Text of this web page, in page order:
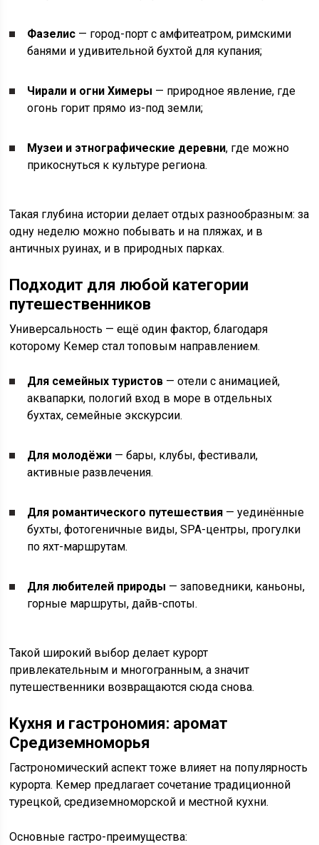
Фазелис — город-порт с амфитеатром, римскими
банями и удивительной бухтой для купания;
Чирали и огни Химеры — природное явление, где
огонь горит прямо из-под земли;
Музеи и этнографические деревни, где можно
прикоснуться к культуре региона.
Такая глубина истории делает отдых разнообразным: за
одну неделю можно побывать и на пляжах, и в
античных руинах, и в природных парках.
Подходит для любой категории
путешественников
Универсальность — ещё один фактор, благодаря
которому Кемер стал топовым направлением.
Для семейных туристов — отели с анимацией,
аквапарки, пологий вход в море в отдельных
бухтах, семейные экскурсии.
Для молодёжи — бары, клубы, фестивали,
активные развлечения.
Для романтического путешествия — уединённые
бухты, фотогеничные виды, SPA-центры, прогулки
по яхт-маршрутам.
Для любителей природы — заповедники, каньоны,
горные маршруты, дайв-споты.
Такой широкий выбор делает курорт
привлекательным и многогранным, а значит
путешественники возвращаются сюда снова.
Кухня и гастрономия: аромат
Средиземноморья
Гастрономический аспект тоже влияет на популярность
курорта. Кемер предлагает сочетание традиционной
турецкой, средиземноморской и местной кухни.
Основные гастро-преимущества: